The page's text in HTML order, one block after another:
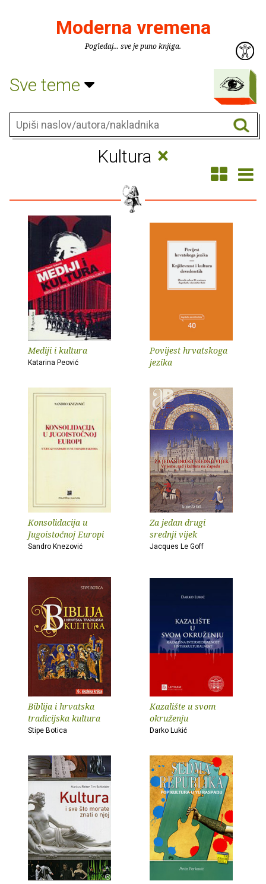
Moderna vremena
Pogledaj... sve je puno knjiga.
Sve teme
Kultura ×
Mediji i kultura
Katarina Peović
Povijest hrvatskoga
jezika
Konsolidacija u
Jugoistočnoj Europi
Sandro Knezović
Za jedan drugi
srednji vijek
Jacques Le Goff
Biblija i hrvatska
tradicijska kultura
Stipe Botica
Kazalište u svom
okruženju
Darko Lukić